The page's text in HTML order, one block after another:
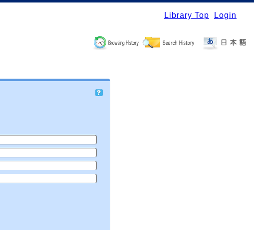
Library Top Login